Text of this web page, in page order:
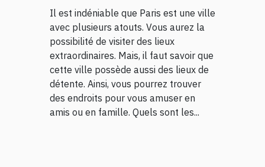
Il est indéniable que Paris est une ville
avec plusieurs atouts. Vous aurez la
possibilité de visiter des lieux
extraordinaires. Mais, il faut savoir que
cette ville possède aussi des lieux de
détente. Ainsi, vous pourrez trouver
des endroits pour vous amuser en
amis ou en famille. Quels sont les...